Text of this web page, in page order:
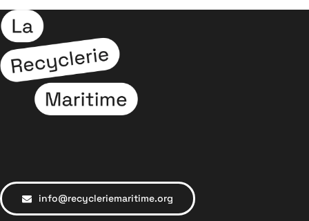
info@recycleriemaritime.org